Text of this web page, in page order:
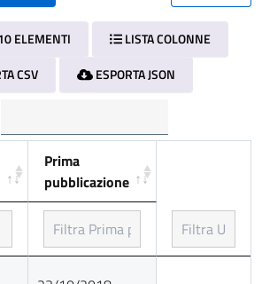
ELEMENTI
LISTA COLONNE
CSV
ESPORTA JSON
Prima
pubblicazione